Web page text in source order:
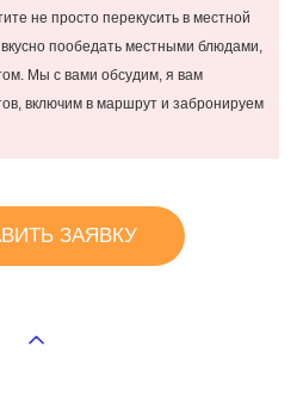
не просто перекусить в местной
вкусно пообедать местными блюдами,
Мы с вами обсудим, я вам
включим в маршрут и забронируем
ЗАЯВКУ